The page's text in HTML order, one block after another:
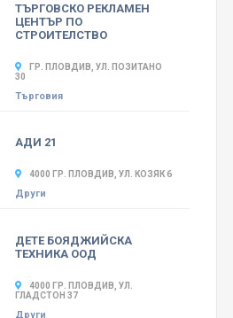
ТЪРГОВСКО РЕКЛАМЕН
ЦЕНТЪР ПО
СТРОИТЕЛСТВО
ГР. ПЛОВДИВ, УЛ. ПОЗИТАНО
30
Търговия
АДИ 21
4000 ГР. ПЛОВДИВ, УЛ. КОЗЯК 6
Други
ДЕТЕ БОЯДЖИЙСКА
ТЕХНИКА ООД
4000 ГР. ПЛОВДИВ, УЛ.
ГЛАДСТОН 37
Други